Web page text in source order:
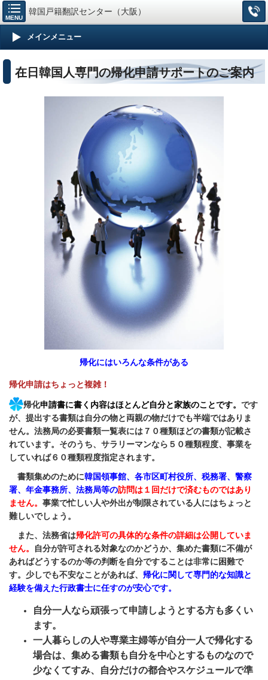
MENU
韓国戸籍翻訳センター（大阪）
メインメニュー
在日韓国人専門の帰化申請サポートのご案内
帰化にはいろんな条件がある
帰化申請はちょっと複雑！
帰化申請書に書く内容はほとんど自分と家族のことです。 です
が、提出する書類は自分の物と両親の物だけでも半端ではありま
せん。法務局の必要書類一覧表には７０種類ほどの書類が記載さ
れています。そのうち、サラリーマンなら ５０種類程度、事業を
していれば６０種類程度指定されます。
書類集めのために韓国領事館、 各市区町村役所、 税務署、 警察
署、年金事務所、 法務局等の訪問は１回だけで済むものではあり
ません。 事業で忙しい人や外出が制限されている人にはちょっと
難しいでしょう。
また、法務省は帰化許可の具体的な条件の詳細は公開していま
せん。
自分が許可される対象なのかどうか、集めた書類に不備が
あればどうするのか等の判断を自分ですることは非常に困難で
す。少しでも不安なことがあれば、 帰化に関して専門的な知識と
経験を備えた行政書士に任すのが安心です。
自分一人なら頑張って申請しようとする方も多くい
ます。
一人暮らしの人や専業主婦等が自分一人で帰化する
場合は、集める書類も自分を中心とするものなので
少なくてすみ、自分だけの都合やスケジュールで準